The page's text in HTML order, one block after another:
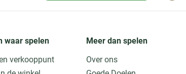
waar spelen
verkooppunt
Meer dan spelen
Over ons